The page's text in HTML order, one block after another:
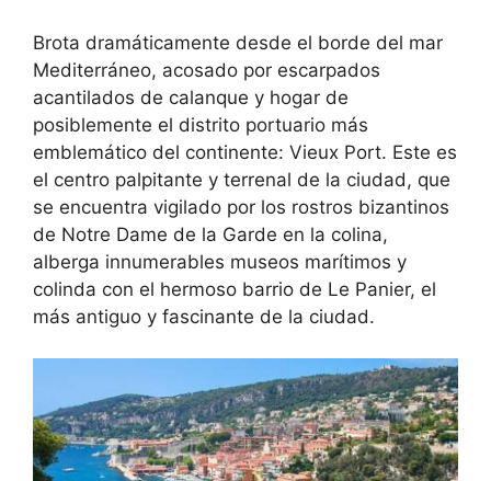
Brota dramáticamente desde el borde del mar
Mediterráneo, acosado por escarpados
acantilados de calanque y hogar de
posiblemente el distrito portuario más
emblemático del continente: Vieux Port. Este es
el centro palpitante y terrenal de la ciudad, que
se encuentra vigilado por los rostros bizantinos
de Notre Dame de la Garde en la colina,
alberga innumerables museos marítimos y
colinda con el hermoso barrio de Le Panier, el
más antiguo y fascinante de la ciudad.